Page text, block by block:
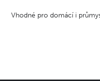
Vhodné pro domácí i